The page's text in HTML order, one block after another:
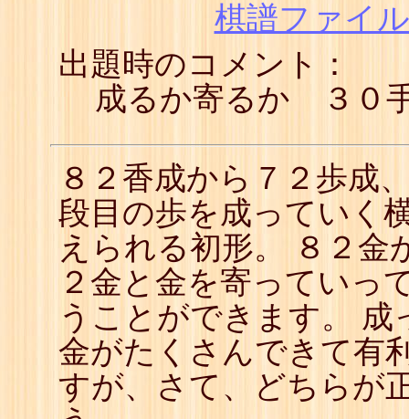
10
11☗
14☖
15☗
20
21☗
成
22☖
23☗
24☖
☗
26
27
28☖
29 ☗
30☖
31☗
棋譜ファイ
出題時のコメント：
成るか寄るか ３０
８２香成から７２歩成
段目の歩を成っていく
えられる初形。 ８２金
２金と金を寄っていっ
うことができます。 成
金がたくさんできて有
すが、さて、どちらが